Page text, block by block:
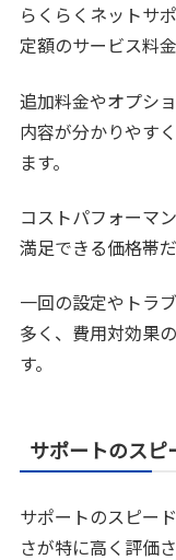
らくらくネットサ
定額のサービス料
追加料金やオプシ
内容が分かりやす
ます。
コストパフォーマ
満足できる価格帯
一回の設定やトラ
多く、費用対効果
す。
サポートのスピ
サポートのスピー
さが特に高く評価